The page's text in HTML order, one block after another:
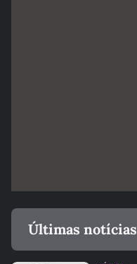
Últimas notícias